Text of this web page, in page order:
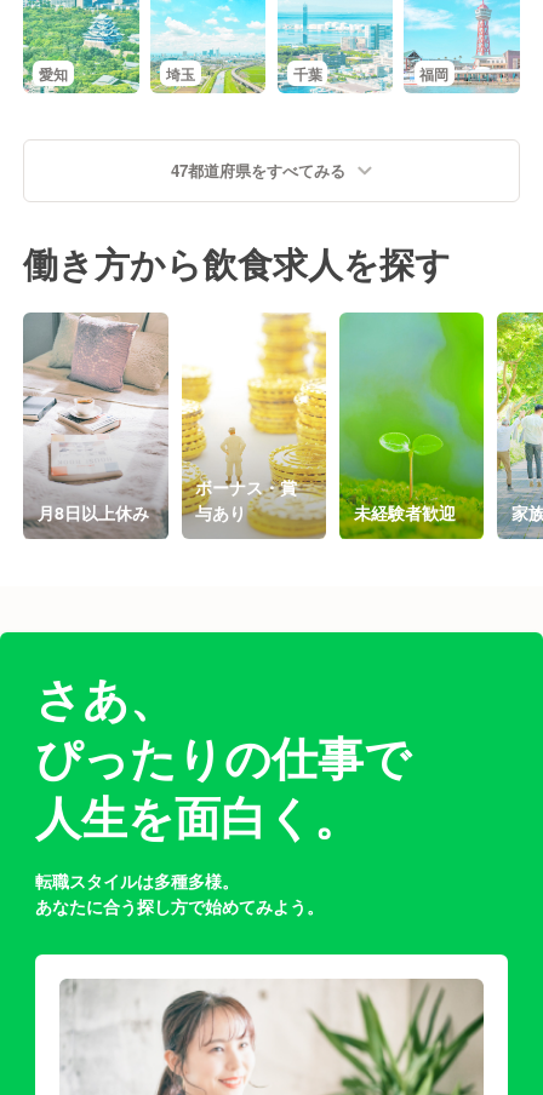
愛知 埼玉 千葉 福岡
47都道府県をすべてみる
働き方から飲食求人を探す
月8日以上休み
ボーナス・賞
与あり
未経験者歓迎 家
さあ、
ぴったりの仕事で
人生を面白く。
転職スタイルは多種多様。
あなたに合う探し方で始めてみよう。